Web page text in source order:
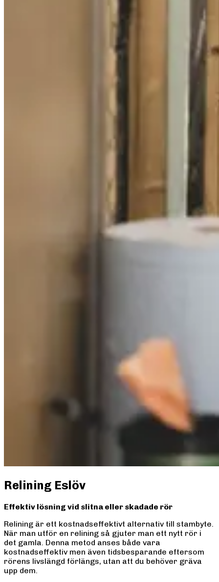
Relining Eslöv
Effektiv lösning vid slitna eller skadade rör
Relining är ett kostnadseffektivt alternativ till stambyte.
När man utför en relining så gjuter man ett nytt rör i
det gamla. Denna metod anses både vara
kostnadseffektiv men även tidsbesparande eftersom
rörens livslängd förlängs, utan att du behöver gräva
upp dem.